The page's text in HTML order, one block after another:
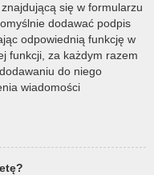
znajdującą się w formularzu
dodawać podpis
odpowiednią funkcję w
funkcji, za każdym razem
do niego
wiadomości